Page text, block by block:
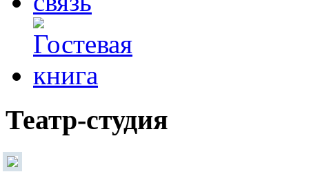
Театр-студия